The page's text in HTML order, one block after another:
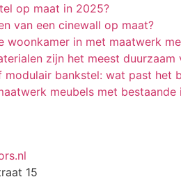
op maat in 2025?
van een cinewall op maat?
woonkamer in met maatwerk
zijn het meest
modulair bankstel: wat past het
meubels met bestaande
15